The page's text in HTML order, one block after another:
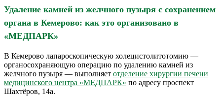
Удаление камней из желчного пузыря с сохранением
органа в Кемерово: как это организовано в
«МЕДПАРК»
В Кемерово лапароскопическую холецистолитотомию —
органосохраняющую операцию по удалению камней из
желчного пузыря — выполняет отделение хирургии печени
медицинского центра «МЕДПАРК» по адресу проспект
Шахтёров, 14а.